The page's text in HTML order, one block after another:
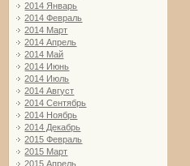
2014 Январь
2014 Февраль
2014 Март
2014 Апрель
2014 Май
2014 Июнь
2014 Июль
2014 Август
2014 Сентябрь
2014 Ноябрь
2014 Декабрь
2015 Февраль
2015 Март
2015 Апрель